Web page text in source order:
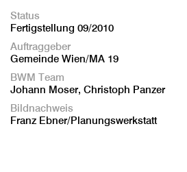
Status
Fertigstellung 09/2010
Auftraggeber
Gemeinde Wien/MA 19
BWM Team
Johann Moser, Christoph Panzer
Bildnachweis
Franz Ebner/Planungswerkstatt